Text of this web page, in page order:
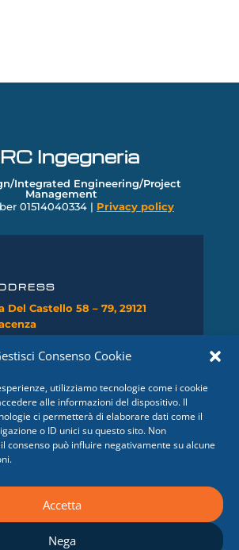
Consenso Cookie
utilizziamo tecnologie come i cookie
alle informazioni del dispositivo. Il
ci permetterà di elaborare dati come il
o ID unici su questo sito. Non
consenso può influire negativamente su alcune
Accetta
Nega
Ingegneria
Integrated Engineering/Project
Management
01514040334 | Privacy policy
Del Castello 58 – 79, 29121
1860416